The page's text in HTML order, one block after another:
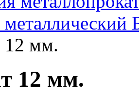
металлический
12 мм.
12 мм.